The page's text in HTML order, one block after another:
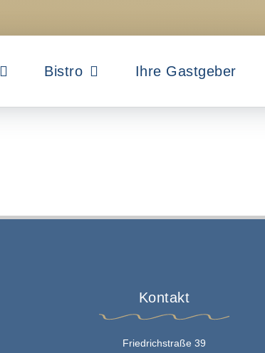
Bistro Ihre Gastgeber
Kontakt
Friedrichstraße 39